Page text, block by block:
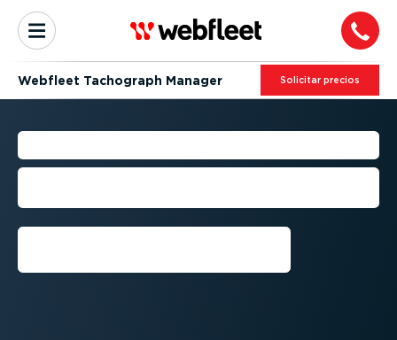
Webfleet Tachograph Manager Solicitar precios
TACÓGRAFOS DIGITALES
Guia para comprender el tacógrafo